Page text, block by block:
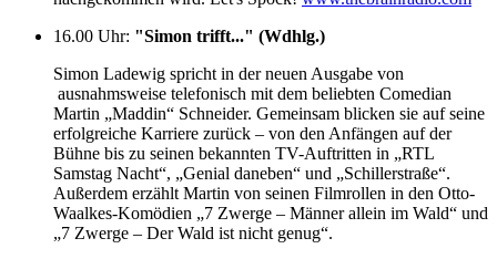
16.00 Uhr: "Simon trifft..." (Wdhlg.)
Simon Ladewig spricht in der neuen Ausgabe von
ausnahmsweise telefonisch mit dem beliebten Comedian
Martin „Maddin“ Schneider. Gemeinsam blicken sie auf seine
erfolgreiche Karriere zurück – von den Anfängen auf der
Bühne bis zu seinen bekannten TV-Auftritten in „RTL
Samstag Nacht“, „Genial daneben“ und „Schillerstraße“.
Außerdem erzählt Martin von seinen Filmrollen in den Otto-
Waalkes-Komödien „7 Zwerge – Männer allein im Wald“ und
„7 Zwerge – Der Wald ist nicht genug“.